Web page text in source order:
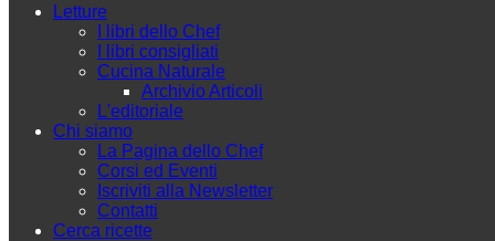
Letture
I libri dello Chef
I libri consigliati
Cucina Naturale
Archivio Articoli
L'editoriale
Chi siamo
La Pagina dello Chef
Corsi ed Eventi
Iscriviti alla Newsletter
Contatti
Cerca ricette